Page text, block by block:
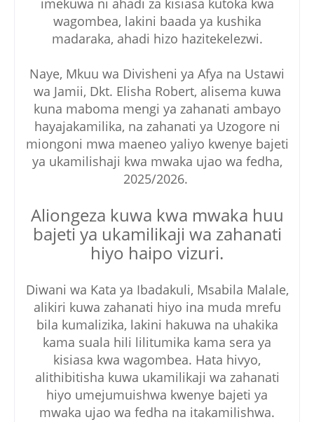
imekuwa ni ahadi za kisiasa kutoka kwa
wagombea, lakini baada ya kushika
madaraka, ahadi hizo hazitekelezwi.
Naye, Mkuu wa Divisheni ya Afya na Ustawi
wa Jamii, Dkt. Elisha Robert, alisema kuwa
kuna maboma mengi ya zahanati ambayo
hayajakamilika, na zahanati ya Uzogore ni
miongoni mwa maeneo yaliyo kwenye bajeti
ya ukamilishaji kwa mwaka ujao wa fedha,
2025/2026.
Aliongeza kuwa kwa mwaka huu
bajeti ya ukamilikaji wa zahanati
hiyo haipo vizuri.
Diwani wa Kata ya Ibadakuli, Msabila Malale,
alikiri kuwa zahanati hiyo ina muda mrefu
bila kumalizika, lakini hakuwa na uhakika
kama suala hili lilitumika kama sera ya
kisiasa kwa wagombea. Hata hivyo,
alithibitisha kuwa ukamilikaji wa zahanati
hiyo umejumuishwa kwenye bajeti ya
mwaka ujao wa fedha na itakamilishwa.